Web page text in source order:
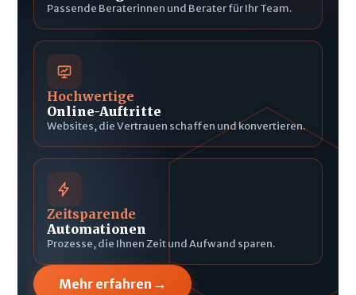
Passende Beraterinnen und Berater für Ihr Team.
Hochwertige
Online-Auftritte
Websites, die Vertrauen schaffen und konvertieren.
Zeitsparende
Automationen
Prozesse, die Ihnen Zeit und Aufwand sparen.
Mehr erfahren →